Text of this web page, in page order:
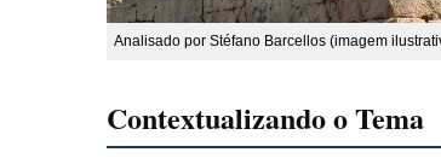
Analisado por Stéfano Barcellos (imagem
Contextualizando o Tema